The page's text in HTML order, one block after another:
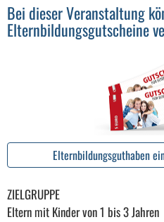
Bei dieser Veranstaltung
Elternbildungsgutscheine
Elternbildungsguthaben
ZIELGRUPPE
Eltern mit Kinder von 1 bis 3 Jahren